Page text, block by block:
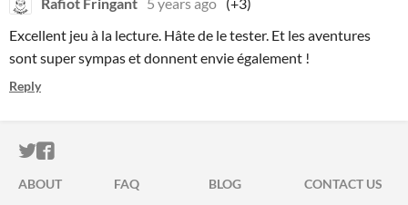
Excellent jeu à la lecture. Hâte de le tester. Et les aventures
sont super sympas et donnent envie également !
Reply
ITCH.IO ON TWITTER
ITCH.IO ON FACEBOOK
ABOUT FAQ BLOG
CONTACT US